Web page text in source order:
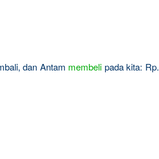
dan Antam membeli pada kita: Rp.